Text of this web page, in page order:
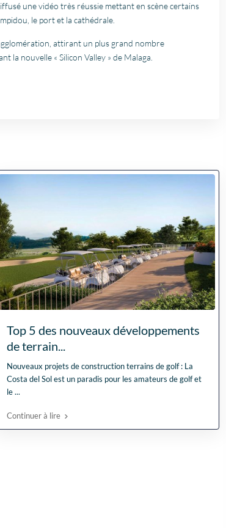
une vidéo très réussie mettant en scène certains
le port et la cathédrale.
attirant un plus grand nombre
la nouvelle « Silicon Valley » de Malaga.
Top 5 des nouveaux développements
de terrain...
Nouveaux projets de construction terrains de golf : La
Costa del Sol est un paradis pour les amateurs de golf et
le...
Continuer à lire